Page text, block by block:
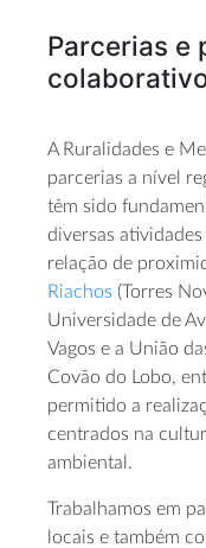
Parcerias e
A Ruralidades e
parcerias a nível
têm sido
diversas
relação de
Riachos (Torres
Universidade de
Vagos e a União
Covão do Lobo,
permitido a
centrados na
ambiental.
Trabalhamos em
locais e também